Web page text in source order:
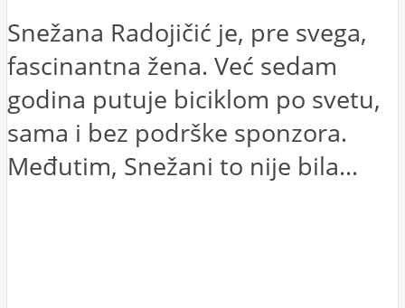
Snežana Radojičić je, pre svega,
fascinantna žena. Već sedam
godina putuje biciklom po svetu,
sama i bez podrške sponzora.
Međutim, Snežani to nije bila...